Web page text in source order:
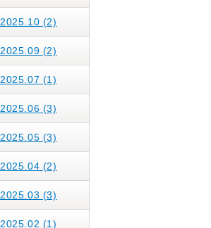
2025.10 (2)
2025.09 (2)
2025.07 (1)
2025.06 (3)
2025.05 (3)
2025.04 (2)
2025.03 (3)
2025.02 (1)